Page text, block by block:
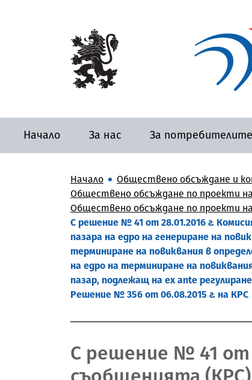
Начало За нас За потребителите
Начало
Обществено обсъждане и
Обществено обсъждане по проекти
Обществено обсъждане по проекти
С решение № 41 от 28.01.2016 г.
пазара на едро на генериране на
терминиране на повиквания в
на едро на терминиране на
пазар, подлежащ на ex ante
Решение № 356 от 06.08.2015 г. на КРС
С решение № 41 от